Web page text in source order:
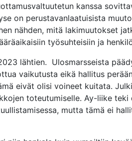
kanssa
on perustavanlaatuisista
nähden, mitä lakimuutokset
työsuhteisiin ja
lähtien. Ulosmarsseista
vaikutusta eikä hallitus
eivät olisi voineet kuitata.
toteutumiselle. Ay-liike
mutta tämä ei